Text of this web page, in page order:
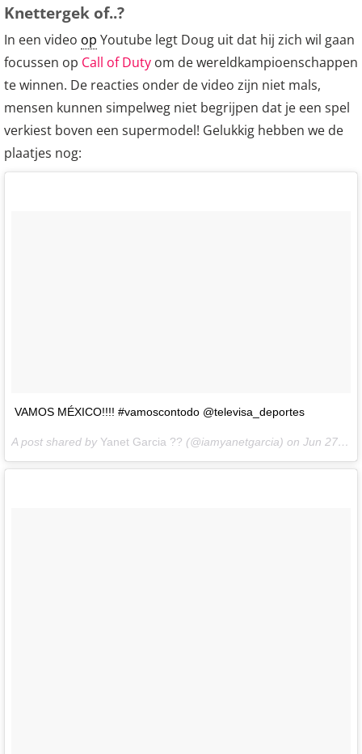
Knettergek of..?
In een video op Youtube legt Doug uit dat hij zich wil gaan
focussen op Call of Duty om de wereldkampioenschappen
te winnen. De reacties onder de video zijn niet mals,
mensen kunnen simpelweg niet begrijpen dat je een spel
verkiest boven een supermodel! Gelukkig hebben we de
plaatjes nog:
VAMOS MÉXICO!!!! #vamoscontodo @televisa_deportes
A post shared by Yanet Garcia ?? (@iamyanetgarcia) on Jun 27, 2018 at 8:08am PDT